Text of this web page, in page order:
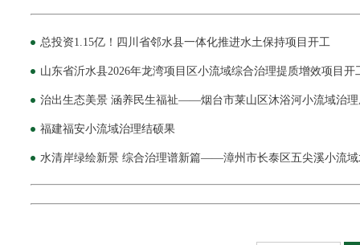
总投资1.15亿！四川省邻水县一体化推进水土保持项目开工
山东省沂水县2026年龙湾项目区小流域综合治理提质增效项目开
治出生态美景 涵养民生福祉——烟台市莱山区沐浴河小流域治理
福建福安小流域治理结硕果
水清岸绿绘新景 综合治理谱新篇——漳州市长泰区五尖溪小流